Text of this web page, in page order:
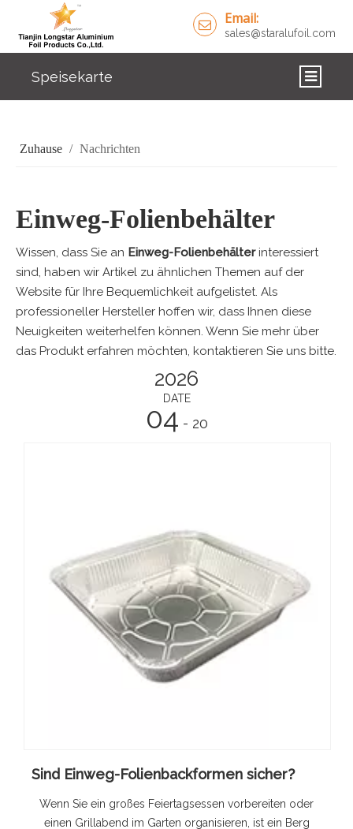
Email:
sales@staralufoil.com
Speisekarte
PRODUKTE
LÖSUNGEN
NACHRICHTEN
KONTAKTIERE UNS
Zuhause / Nachrichten
Einweg-Folienbehälter
Wissen, dass Sie an Einweg-Folienbehälterinteressiert
sind, haben wir Artikel zu ähnlichen Themen auf der
Website für Ihre Bequemlichkeit aufgelistet. Als
professioneller Hersteller hoffen wir, dass Ihnen diese
Neuigkeiten weiterhelfen können. Wenn Sie mehr über
das Produkt erfahren möchten, kontaktieren Sie uns bitte.
2026
DATE
04 - 20
Sind Einweg-Folienbackformen sicher?
Wenn Sie ein großes Feiertagsessen vorbereiten oder
einen Grillabend im Garten organisieren, ist ein Berg